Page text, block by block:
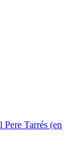
Tarrés (en